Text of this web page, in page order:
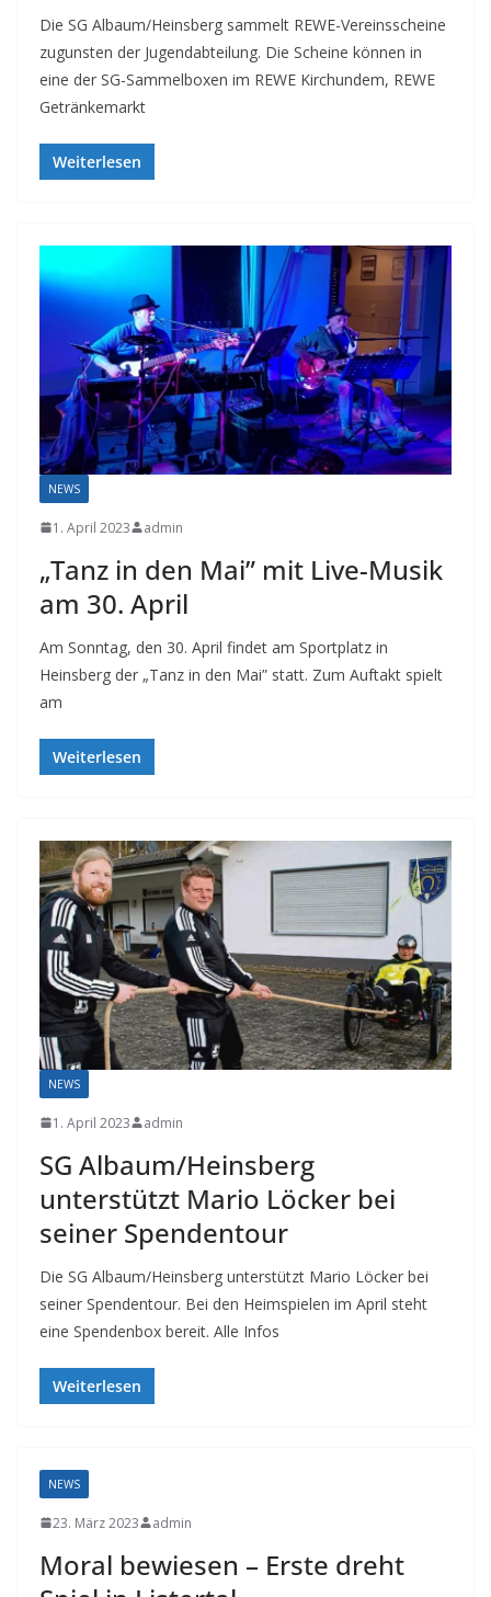
Die SG Albaum/Heinsberg sammelt REWE-Vereinsscheine
zugunsten der Jugendabteilung. Die Scheine können in
eine der SG-Sammelboxen im REWE Kirchundem, REWE
Getränkemarkt
Weiterlesen
NEWS
1. April 2023 admin
„Tanz in den Mai” mit Live-Musik
am 30. April
Am Sonntag, den 30. April findet am Sportplatz in
Heinsberg der „Tanz in den Mai” statt. Zum Auftakt spielt
am
Weiterlesen
NEWS
1. April 2023 admin
SG Albaum/Heinsberg
unterstützt Mario Löcker bei
seiner Spendentour
Die SG Albaum/Heinsberg unterstützt Mario Löcker bei
seiner Spendentour. Bei den Heimspielen im April steht
eine Spendenbox bereit. Alle Infos
Weiterlesen
NEWS
23. März 2023 admin
Moral bewiesen – Erste dreht